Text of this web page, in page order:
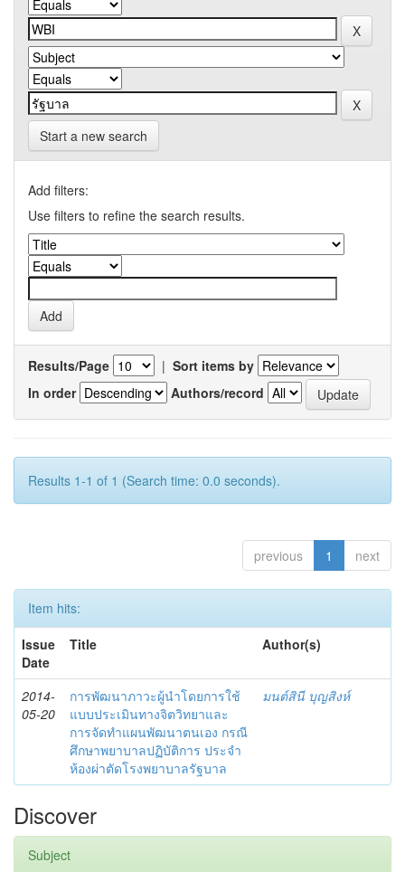
Start a new search
Add filters:
Use filters to refine the search results.
Results/Page | Sort items by
In order
Authors/record
Results 1-1 of 1 (Search time: 0.0 seconds).
previous 1 next
Item hits:
Issue
Date
Title Author(s)
2014-
05-20
การพัฒนาภาวะผู้นำโดยการใช้
แบบประเมินทางจิตวิทยาและ
การจัดทำแผนพัฒนาตนเอง กรณี
ศึกษาพยาบาลปฏิบัติการ ประจำ
ห้องผ่าตัดโรงพยาบาลรัฐบาล
มนต์สินี บุญสิงห์
Discover
Subject